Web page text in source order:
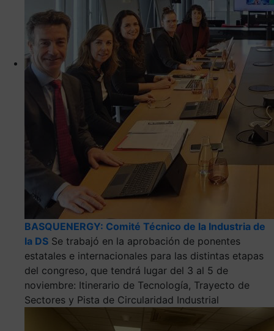
BASQUENERGY: Comité Técnico de la Industria de
la DS Se trabajó en la aprobación de ponentes
estatales e internacionales para las distintas etapas
del congreso, que tendrá lugar del 3 al 5 de
noviembre: Itinerario de Tecnología, Trayecto de
Sectores y Pista de Circularidad Industrial